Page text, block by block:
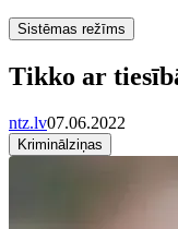
Sistēmas režīms
Tikko ar
ntz.lv07.06.2022
Kriminālziņas